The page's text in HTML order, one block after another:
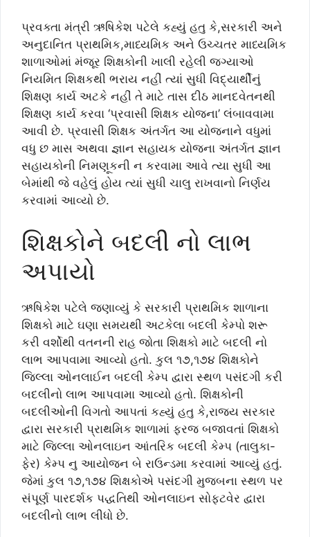
પ્રવક્તા મંત્રી ઋષિકેશ પટેલે કહ્યું હતુ કે,સરકારી અને
અનુદાનિત પ્રાથમિક,માધ્યમિક અને ઉચ્ચતર માધ્યમિક
શાળાઓમાં મંજૂર શિક્ષકોની ખાલી રહેલી જગ્યાઓ
નિયમિત શિક્ષકથી ભરાય નહીં ત્યાં સુધી વિદ્યાર્થીનું
શિક્ષણ કાર્ય અટકે નહીં તે માટે તાસ દીઠ માનદવેતનથી
શિક્ષણ કાર્ય કરવા ‘પ્રવાસી શિક્ષક યોજના’ લંબાવવામા
આવી છે. પ્રવાસી શિક્ષક અંતર્ગત આ યોજનાને વધુમાં
વધુ છ માસ અથવા જ્ઞાન સહાયક યોજના અંતર્ગત જ્ઞાન
સહાયકોની નિમણૂકની ન કરવામા આવે ત્યા સુધી આ
બેમાંથી જે વહેલું હોય ત્યાં સુધી ચાલુ રાખવાનો નિર્ણય
કરવામાં આવ્યો છે.
શિક્ષકોને બદલી નો લાભ
અપાયો
ઋષિકેશ પટેલે જણાવ્યું કે સરકારી પ્રાથમિક શાળાના
શિક્ષકો માટે ઘણા સમયથી અટકેલા બદલી કેમ્પો શરૂ
કરી વર્શોથી વતનની રાહ જોતા શિક્ષકો માટે બદલી નો
લાભ આપવામા આવ્યો હતો. કુલ ૧૭,૧૭૪ શિક્ષકોને
જિલ્લા ઓનલાઈન બદલી કેમ્પ દ્વારા સ્થળ પસંદગી કરી
બદલીનો લાભ આપવામા આવ્યો હતો. શિક્ષકોની
બદલીઓની વિગતો આપતાં કહ્યું હતુ કે,રાજય સરકાર
દ્વારા સરકારી પ્રાથમિક શાળામાં ફરજ બજાવતાં શિક્ષકો
માટે જિલ્લા ઓનલાઇન આંતરિક બદલી કેમ્પ (તાલુકા-
ફેર) કેમ્પ નુ આયોજન બે રાઉન્ડમા કરવામાં આવ્યું હતું.
જેમાં કુલ ૧૭,૧૭૪ શિક્ષકોએ પસંદગી મુજબના સ્થળ પર
સંપૂર્ણ પારદર્શક પદ્ધતિથી ઓનલાઇન સોફટવેર દ્વારા
બદલીનો લાભ લીધો છે.